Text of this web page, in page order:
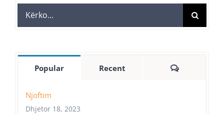
Search
for:
Popular Recent Comments
Njoftim
Dhjetor 18, 2023